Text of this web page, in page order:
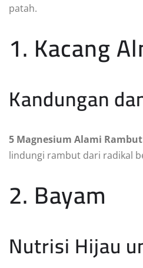
patah.
1. Kacang
Kandungan
5 Magnesium Alami Rambut
lindungi rambut dari radikal
2. Bayam
Nutrisi Hijau